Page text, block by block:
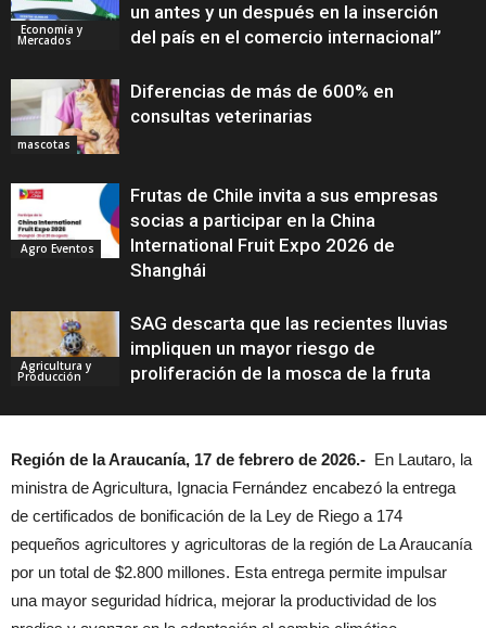
Economía y
Mercados
un antes y un después en la inserción
del país en el comercio internacional”
mascotas
Diferencias de más de 600% en
consultas veterinarias
Agro Eventos
Frutas de Chile invita a sus empresas
socias a participar en la China
International Fruit Expo 2026 de
Shanghái
Agricultura y
Producción
SAG descarta que las recientes lluvias
impliquen un mayor riesgo de
proliferación de la mosca de la fruta
Región de la Araucanía, 17 de febrero de 2026.- En Lautaro, la
ministra de Agricultura, Ignacia Fernández encabezó la entrega
de certificados de bonificación de la Ley de Riego a 174
pequeños agricultores y agricultoras de la región de La Araucanía
por un total de $2.800 millones. Esta entrega permite impulsar
una mayor seguridad hídrica, mejorar la productividad de los